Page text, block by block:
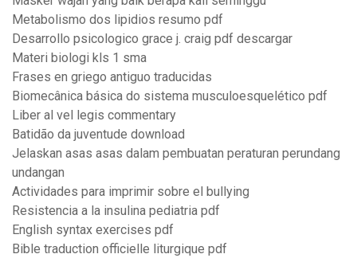
Metabolismo dos lipidios resumo pdf
Desarrollo psicologico grace j. craig pdf descargar
Materi biologi kls 1 sma
Frases en griego antiguo traducidas
Biomecânica básica do sistema musculoesquelético pdf
Liber al vel legis commentary
Batidão da juventude download
Jelaskan asas asas dalam pembuatan peraturan perundang
undangan
Actividades para imprimir sobre el bullying
Resistencia a la insulina pediatria pdf
English syntax exercises pdf
Bible traduction officielle liturgique pdf